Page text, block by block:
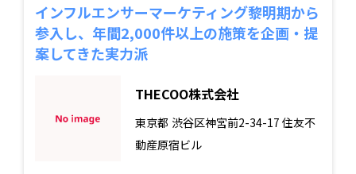
インフルエンサーマーケティング黎明期から
参入し、年間2,000件以上の施策を企画・提
案してきた実力派
THECOO株式会社
東京都 渋谷区神宮前2-34-17 住友不
動産原宿ビル